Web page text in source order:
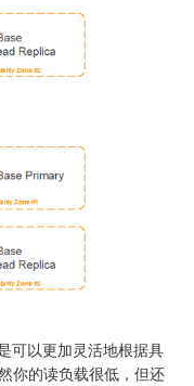
可以更加灵活地根据具
你的读负载很低，但还